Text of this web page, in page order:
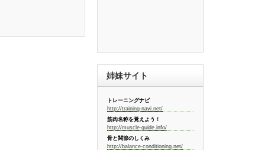
姉妹サイト
トレーニングナビ
http://training-navi.net/
筋肉名称を覚えよう！
http://muscle-guide.info/
骨と関節のしくみ
http://balance-conditioning.net/